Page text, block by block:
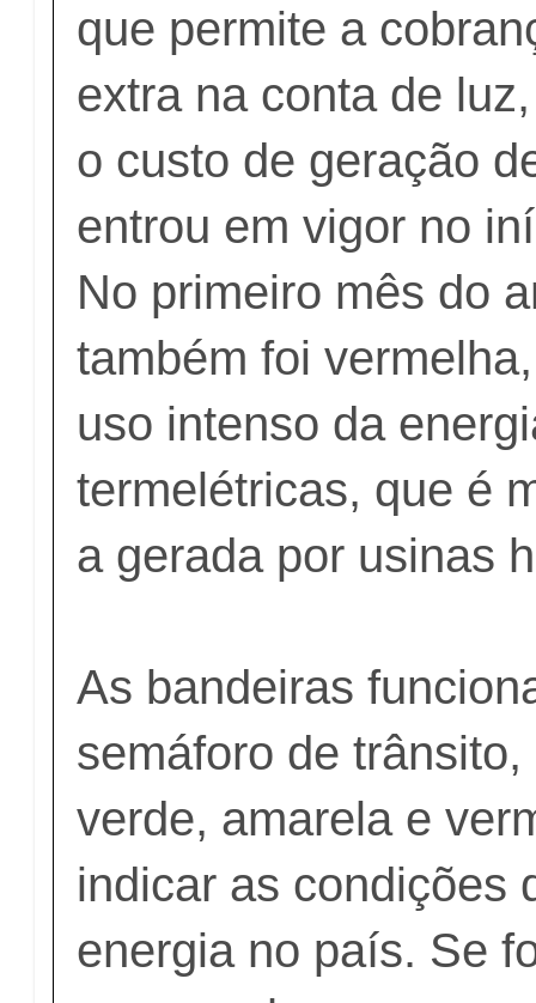
que permite a
extra na conta de
o custo de geração
entrou em vigor no
No primeiro mês do
também foi
uso intenso da
termelétricas, que é
a gerada por usinas
As bandeiras
semáforo de
verde, amarela e
indicar as condições
energia no país. Se